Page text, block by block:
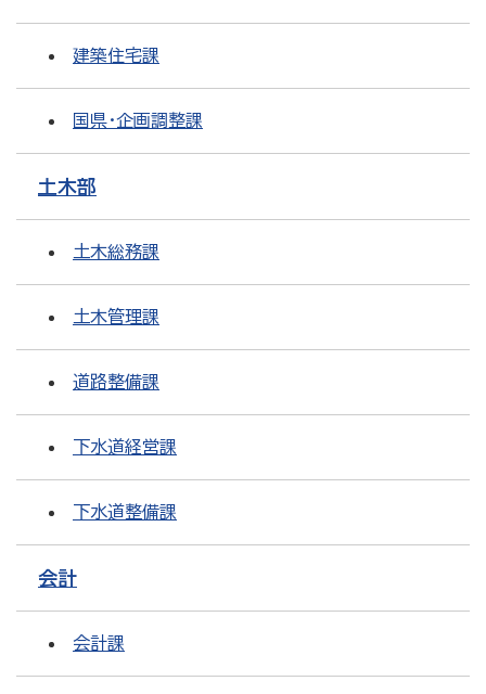
建築住宅課
国県・企画調整課
土木部
土木総務課
土木管理課
道路整備課
下水道経営課
下水道整備課
会計
会計課